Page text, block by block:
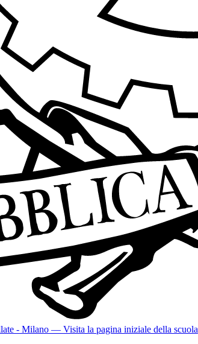
- Milano — Visita la pagina iniziale della scuola